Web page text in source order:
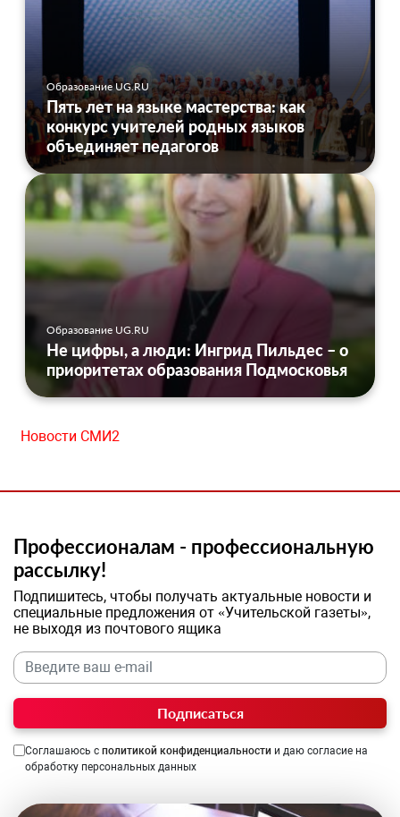
Образование UG.RU
Пять лет на языке мастерства: как
конкурс учителей родных языков
объединяет педагогов
Образование UG.RU
Не цифры, а люди: Ингрид Пильдес – о
приоритетах образования Подмосковья
Новости СМИ2
Профессионалам - профессиональную
рассылку!
Подпишитесь, чтобы получать актуальные новости и
специальные предложения от «Учительской газеты»,
не выходя из почтового ящика
Подписаться
Соглашаюсь с политикой конфиденциальности и даю согласие на
обработку персональных данных